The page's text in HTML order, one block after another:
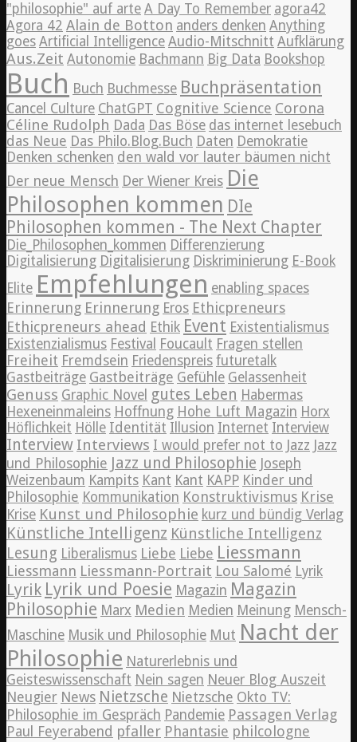
"philosophie" auf arte A Day To Remember agora42
Agora 42 Alain de Botton anders denken Anything
goes Artificial Intelligence Audio-Mitschnitt Aufklärung
Aus.Zeit Autonomie Bachmann Big Data Bookshop
Buch Buch Buchmesse Buchpräsentation
Cancel Culture ChatGPT Cognitive Science Corona
Céline Rudolph Dada Das Böse das internet lesebuch
das Neue Das Philo.Blog.Buch Daten Demokratie
Denken schenken den wald vor lauter bäumen nicht
Der neue Mensch Der Wiener Kreis Die
Philosophen kommen DIe
Philosophen kommen - The Next Chapter
Die_Philosophen_kommen Differenzierung
Digitalisierung Digitalisierung Diskriminierung E-Book
Elite Empfehlungen enabling spaces
Erinnerung Erinnerung Eros Ethicpreneurs
Ethicpreneurs ahead Ethik Event Existentialismus
Existenzialismus Festival Foucault Fragen stellen
Freiheit Fremdsein Friedenspreis futuretalk
Gastbeiträge Gastbeiträge Gefühle Gelassenheit
Genuss Graphic Novel gutes Leben Habermas
Hexeneinmaleins Hoffnung Hohe Luft Magazin Horx
Höflichkeit Hölle Identität Illusion Internet Interview
Interview Interviews I would prefer not to Jazz Jazz
und Philosophie Jazz und Philosophie Joseph
Weizenbaum Kampits Kant Kant KAPP Kinder und
Philosophie Kommunikation Konstruktivismus Krise
Krise Kunst und Philosophie kurz und bündig Verlag
Künstliche Intelligenz Künstliche Intelligenz
Lesung Liberalismus Liebe Liebe Liessmann
Liessmann Liessmann-Portrait Lou Salomé Lyrik
Lyrik Lyrik und Poesie Magazin Magazin
Philosophie Marx Medien Medien Meinung Mensch-
Maschine Musik und Philosophie Mut Nacht der
Philosophie Naturerlebnis und
Geisteswissenschaft Nein sagen Neuer Blog Auszeit
Neugier News Nietzsche Nietzsche Okto TV:
Philosophie im Gespräch Pandemie Passagen Verlag
Paul Feyerabend pfaller Phantasie philcologne